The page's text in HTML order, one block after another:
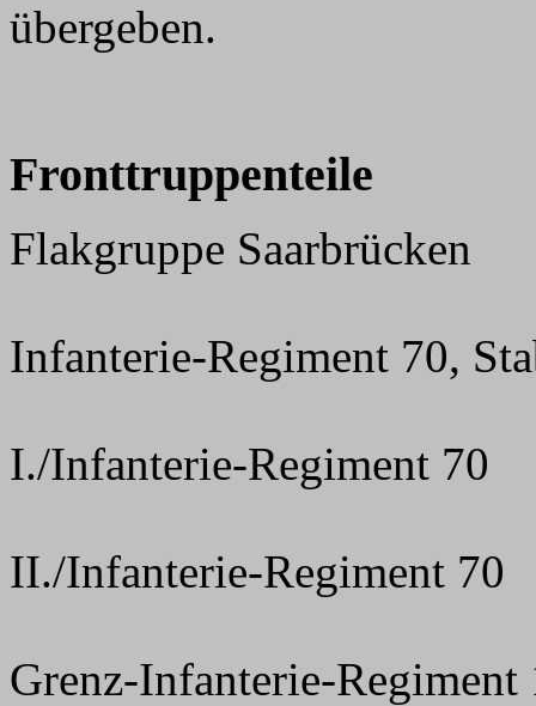
übergeben.
Fronttruppenteile
Flakgruppe Saarbrücken
Infanterie-Regiment 70,
I./Infanterie-Regiment 70
II./Infanterie-Regiment 70
Grenz-Infanterie-Regiment